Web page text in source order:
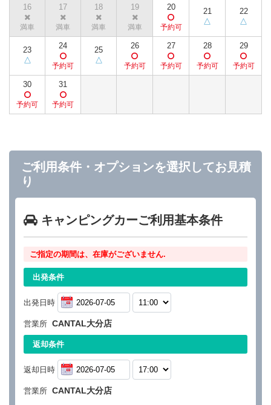
16 17 18 19 20 21 22
23 24 25 26 27 28 29
30 31
ご利用条件・オプションを選択してお見積
り
キャンピングカーご利用基本条件
ご指定の期間は、在庫がございません.
出発条件
出発日時
営業所 CANTAL大分店
返却条件
返却日時
営業所 CANTAL大分店